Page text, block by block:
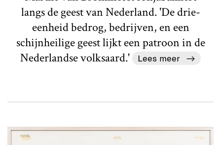
langs de geest van Nederland. 'De drie-
eenheid bedrog, bedrijven, en een
schijnheilige geest lijkt een patroon in de
Nederlandse volksaard.'
Lees meer